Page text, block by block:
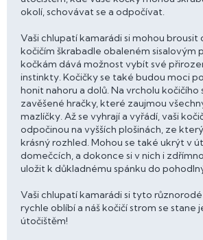
okolí, schovávat se a odpočívat.
Vaši chlupatí kamarádi si mohou
kočičím škrabadle obaleném sisalovým
kočkám dává možnost vybít své
instinkty. Kočičky se také budou moci
honit nahoru a dolů. Na vrcholu kočičího
zavěšené hračky, které zaujmou
mazlíčky. Až se vyhrají a vyřádí, vaši
odpočinou na vyšších plošinách, ze
krásný rozhled. Mohou se také ukrýt v
domečcích, a dokonce si v nich i
uložit k důkladnému spánku do
Vaši chlupatí kamarádi si tyto
rychle oblíbí a náš kočičí strom se stane
útočištěm!